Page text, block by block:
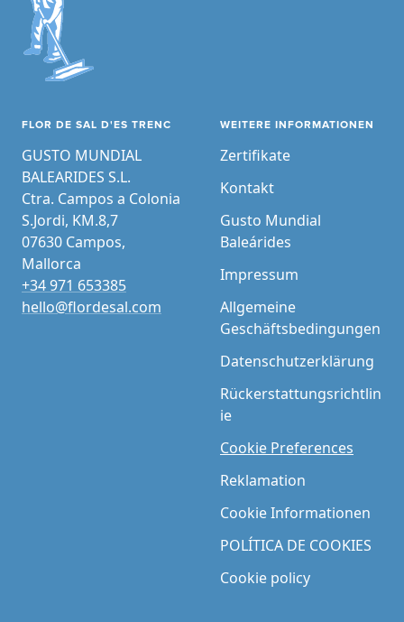
FLOR DE SAL D'ES TRENC
GUSTO MUNDIAL
BALEARIDES S.L.
Ctra. Campos a Colonia
S.Jordi, KM.8,7
07630 Campos,
Mallorca
+34 971 653385
hello@flordesal.com
WEITERE INFORMATIONEN
Zertifikate
Kontakt
Gusto Mundial
Baleárides
Impressum
Allgemeine
Geschäftsbedingungen
Datenschutzerklärung
Rückerstattungsrichtlin
ie
Cookie Preferences
Reklamation
Cookie Informationen
POLÍTICA DE COOKIES
Cookie policy